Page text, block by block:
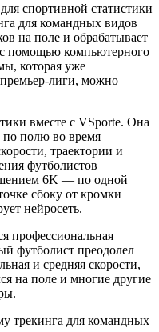
спортивной статистики
для командных видов
на поле и обрабатывает
помощью компьютерного
которая уже
премьер-лиги, можно
вместе с VSporte. Она
по полю во время
траектории и
футболистов
6K — по одной
сбоку от кромки
нейросеть.
профессиональная
футболист преодолел
и средняя скорости,
на поле и многие другие